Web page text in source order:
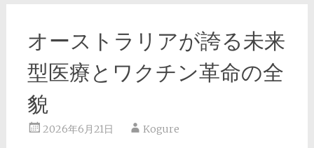
オーストラリアが誇る未来
型医療とワクチン革命の全
貌
2026年6月21日 Kogure